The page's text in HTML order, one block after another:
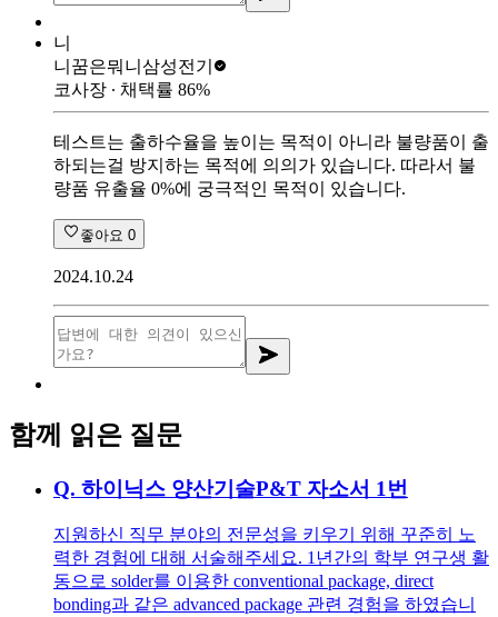
니
니꿈은뭐니 삼성전기
코사장 ∙ 채택률 86%
테스트는 출하수율을 높이는 목적이 아니라 불량품이 출
하되는걸 방지하는 목적에 의의가 있습니다. 따라서 불
량품 유출율 0%에 궁극적인 목적이 있습니다.
좋아요 0
2024.10.24
함께 읽은 질문
Q. 하이닉스 양산기술P&T 자소서 1번
지원하신 직무 분야의 전문성을 키우기 위해 꾸준히 노
력한 경험에 대해 서술해주세요. 1년간의 학부 연구생 활
동으로 solder를 이용한 conventional package, direct
bonding과 같은 advanced package 관련 경험을 하였습니